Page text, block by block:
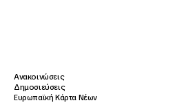
Ανακοινώσεις
Δημοσιεύσεις
Ευρωπαϊκή Κάρτα Νέων